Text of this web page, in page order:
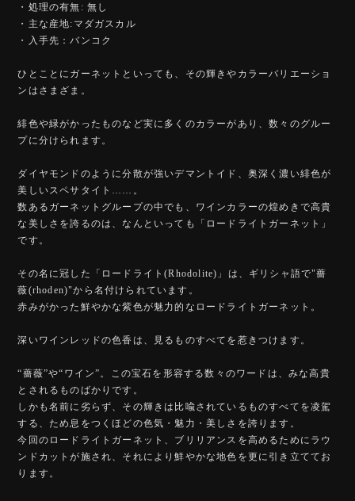
・処理の有無: 無し
・主な産地:マダガスカル
・入手先：バンコク
ひとことにガーネットといっても、その輝きやカラーバリエーショ
ンはさまざま。
緋色や緑がかったものなど実に多くのカラーがあり、数々のグルー
プに分けられます。
ダイヤモンドのように分散が強いデマントイド、奥深く濃い緋色が
美しいスペサタイト……。
数あるガーネットグループの中でも、ワインカラーの煌めきで高貴
な美しさを誇るのは、なんといっても「ロードライトガーネット」
です。
その名に冠した「ロードライト(Rhodolite)」は、ギリシャ語で"薔
薇(rhoden)"から名付けられています。
赤みがかった鮮やかな紫色が魅力的なロードライトガーネット。
深いワインレッドの色香は、見るものすべてを惹きつけます。
“薔薇”や“ワイン”。この宝石を形容する数々のワードは、みな高貴
とされるものばかりです。
しかも名前に劣らず、その輝きは比喩されているものすべてを凌駕
する、ため息をつくほどの色気・魅力・美しさを誇ります。
今回のロードライトガーネット、ブリリアンスを高めるためにラウ
ンドカットが施され、それにより鮮やかな地色を更に引き立ててお
ります。